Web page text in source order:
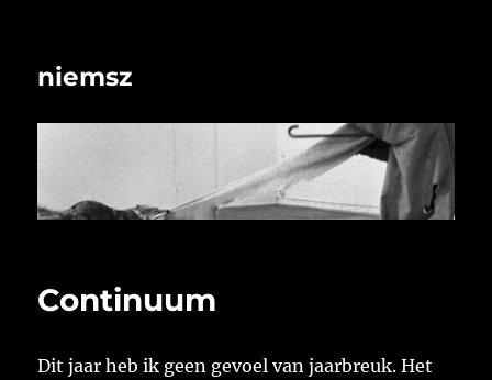
niemsz
Continuum
Dit jaar heb ik geen gevoel van jaarbreuk. Het